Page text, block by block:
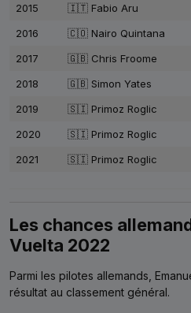
2015
🇮🇹 Fabio Aru
2016
🇨🇴 Nairo Quintana
2017
🇬🇧 Chris Froome
2018
🇬🇧 Simon Yates
2019
🇸🇮 Primoz Roglic
2020
🇸🇮 Primoz Roglic
2021
🇸🇮 Primoz Roglic
Les chances
Vuelta 2022
Parmi les pilotes allemands,
résultat au classement général.